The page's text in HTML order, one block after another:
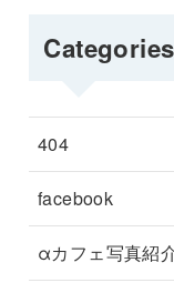
Categories
404
facebook
αカフェ写真紹